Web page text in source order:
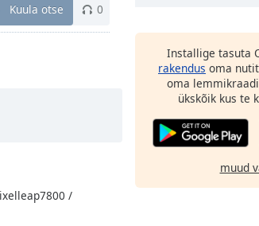
Kuula otse 0
/
Installige tasuta
rakendus oma
oma
ükskõik kus te
muud